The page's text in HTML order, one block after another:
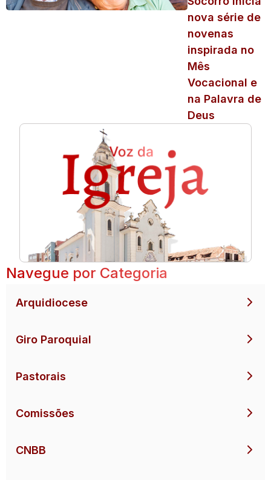
nova série de
novenas
inspirada no
Mês
Vocacional e
na Palavra de
Deus
Navegue por Categoria
Arquidiocese
Giro Paroquial
Pastorais
Comissões
CNBB